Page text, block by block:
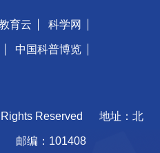
育云 科学网
中国科普博览
Reserved 地址：北
邮编：101408